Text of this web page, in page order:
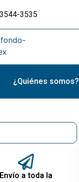
3535
¿Quiénes somos?
Envío a toda la